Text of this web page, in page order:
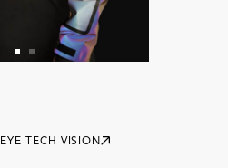
EYE TECH VISION